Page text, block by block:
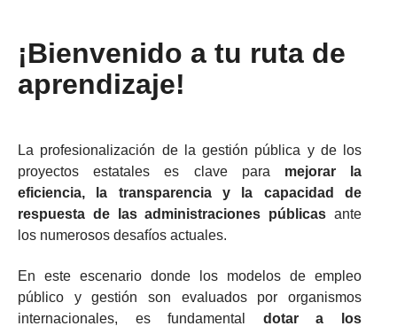
¡Bienvenido a tu ruta de
aprendizaje!
La profesionalización de la gestión pública y de los
proyectos estatales es clave para mejorar la
eficiencia, la transparencia y la capacidad de
respuesta de las administraciones públicas ante
los numerosos desafíos actuales.
En este escenario donde los modelos de empleo
público y gestión son evaluados por organismos
internacionales, es fundamental dotar a los